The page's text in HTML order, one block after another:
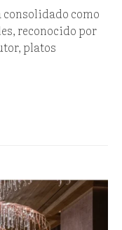
consolidado como
reconocido por
platos